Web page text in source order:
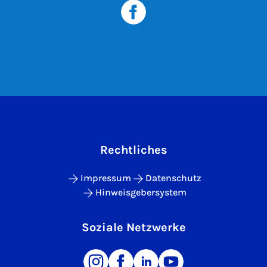
Rechtliches
Impressum
Datenschutz
Hinweisgebersystem
Soziale Netzwerke